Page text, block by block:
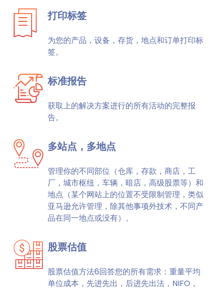
打印标签
为您的产品，设备，存货，地点和订单打印标
签。
标准报告
获取上的解决方案进行的所有活动的完整报
告。
多站点，多地点
管理你的不同部位（仓库，存款，商店，工
厂，城市枢纽，车辆，暗店，高级股票等）和
地点（某个网站上的位置不受限制管理，类似
亚马逊允许管理，除其他事项外技术，不同产
品在同一地点或没有）。
股票估值
股票估值方法6回答您的所有需求：重量平均
单位成本，先进先出，后进先出法，NIFO，